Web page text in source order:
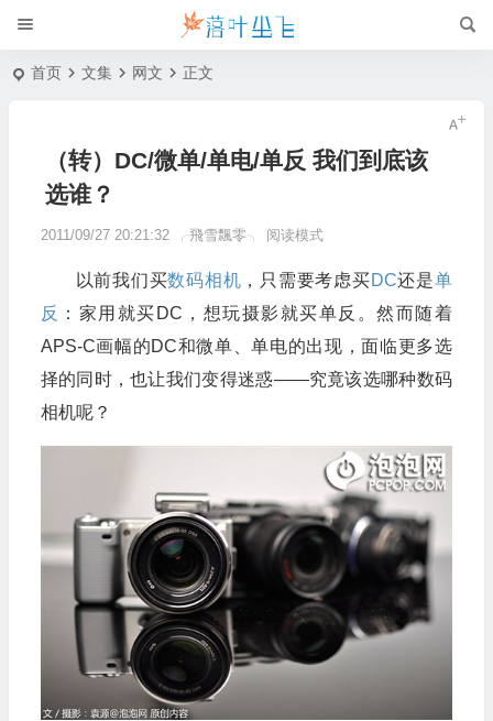
首页 文集 网文 正文
（转）DC/微单/单电/单反 我们到底该
选谁？
2011/09/27 20:21:32 ╭飛雪飄零╮ 阅读模式
以前我们买数码相机 ，只需要考虑买DC还是单
反
：家用就买DC，想玩摄影就买单反。然而随着
APS-C画幅的DC和微单、单电的出现，面临更多选
择的同时，也让我们变得迷惑——究竟该选哪种数码
相机呢？